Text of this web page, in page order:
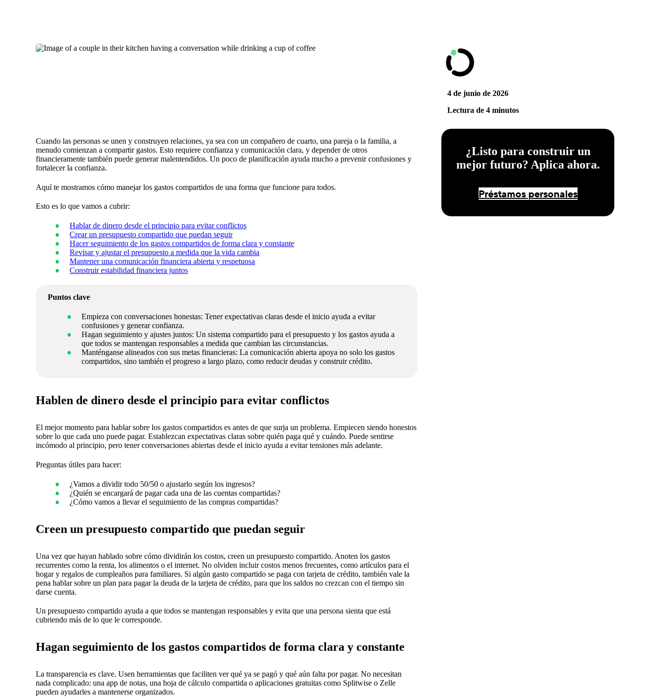
4 de junio de 2026
Lectura de 4 minutos
Cuando las personas se unen y construyen relaciones, ya sea con un compañero de cuarto, una pareja o la familia, a
menudo comienzan a compartir gastos. Esto requiere confianza y comunicación clara, y depender de otros
financieramente también puede generar malentendidos. Un poco de planificación ayuda mucho a prevenir confusiones y
fortalecer la confianza.
Aquí te mostramos cómo manejar los gastos compartidos de una forma que funcione para todos.
Esto es lo que vamos a cubrir:
Hablar de dinero desde el principio para evitar conflictos
Crear un presupuesto compartido que puedan seguir
Hacer seguimiento de los gastos compartidos de forma clara y constante
Revisar y ajustar el presupuesto a medida que la vida cambia
Mantener una comunicación financiera abierta y respetuosa
Construir estabilidad financiera juntos
Puntos clave
Empieza con conversaciones honestas: Tener expectativas claras desde el inicio ayuda a evitar
confusiones y generar confianza.
Hagan seguimiento y ajustes juntos: Un sistema compartido para el presupuesto y los gastos ayuda a
que todos se mantengan responsables a medida que cambian las circunstancias.
Manténganse alineados con sus metas financieras: La comunicación abierta apoya no solo los gastos
compartidos, sino también el progreso a largo plazo, como reducir deudas y construir crédito.
Hablen de dinero desde el principio para evitar conflictos
El mejor momento para hablar sobre los gastos compartidos es antes de que surja un problema. Empiecen siendo honestos
sobre lo que cada uno puede pagar. Establezcan expectativas claras sobre quién paga qué y cuándo. Puede sentirse
incómodo al principio, pero tener conversaciones abiertas desde el inicio ayuda a evitar tensiones más adelante.
Preguntas útiles para hacer:
¿Vamos a dividir todo 50/50 o ajustarlo según los ingresos?
¿Quién se encargará de pagar cada una de las cuentas compartidas?
¿Cómo vamos a llevar el seguimiento de las compras compartidas?
Creen un presupuesto compartido que puedan seguir
Una vez que hayan hablado sobre cómo dividirán los costos, creen un presupuesto compartido. Anoten los gastos
recurrentes como la renta, los alimentos o el internet. No olviden incluir costos menos frecuentes, como artículos para el
hogar y regalos de cumpleaños para familiares. Si algún gasto compartido se paga con tarjeta de crédito, también vale la
pena hablar sobre un plan para pagar la deuda de la tarjeta de crédito, para que los saldos no crezcan con el tiempo sin
darse cuenta.
Un presupuesto compartido ayuda a que todos se mantengan responsables y evita que una persona sienta que está
cubriendo más de lo que le corresponde.
Hagan seguimiento de los gastos compartidos de forma clara y constante
La transparencia es clave. Usen herramientas que faciliten ver qué ya se pagó y qué aún falta por pagar. No necesitan
nada complicado: una app de notas, una hoja de cálculo compartida o aplicaciones gratuitas como Splitwise o Zelle
pueden ayudarles a mantenerse organizados.
¿Listo para construir un
mejor futuro? Aplica ahora.
Préstamos personales